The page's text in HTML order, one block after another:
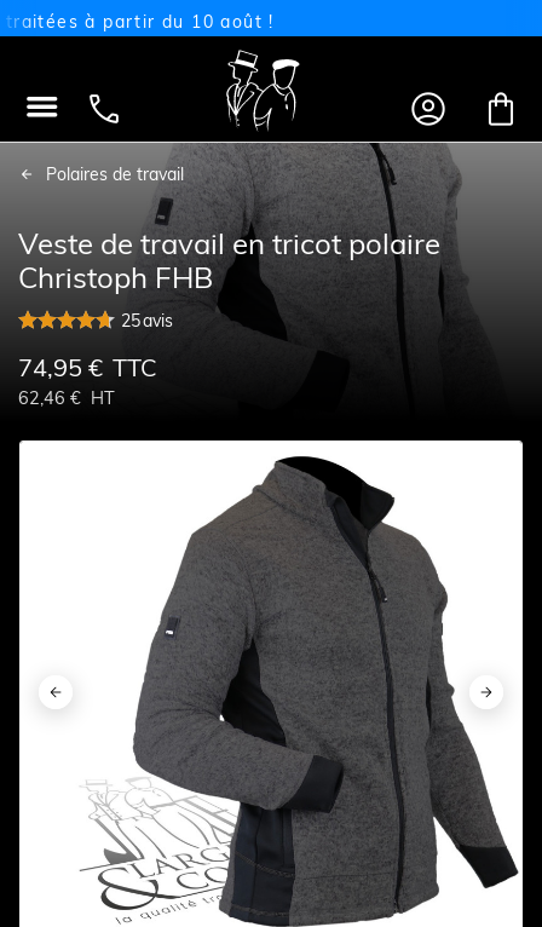
à partir du 10 août !
   
Polaires de travail
Veste de travail en tricot polaire
Christoph FHB
25avis
74,95 € TTC
62,46 € HT
 
 
 
 
 
 